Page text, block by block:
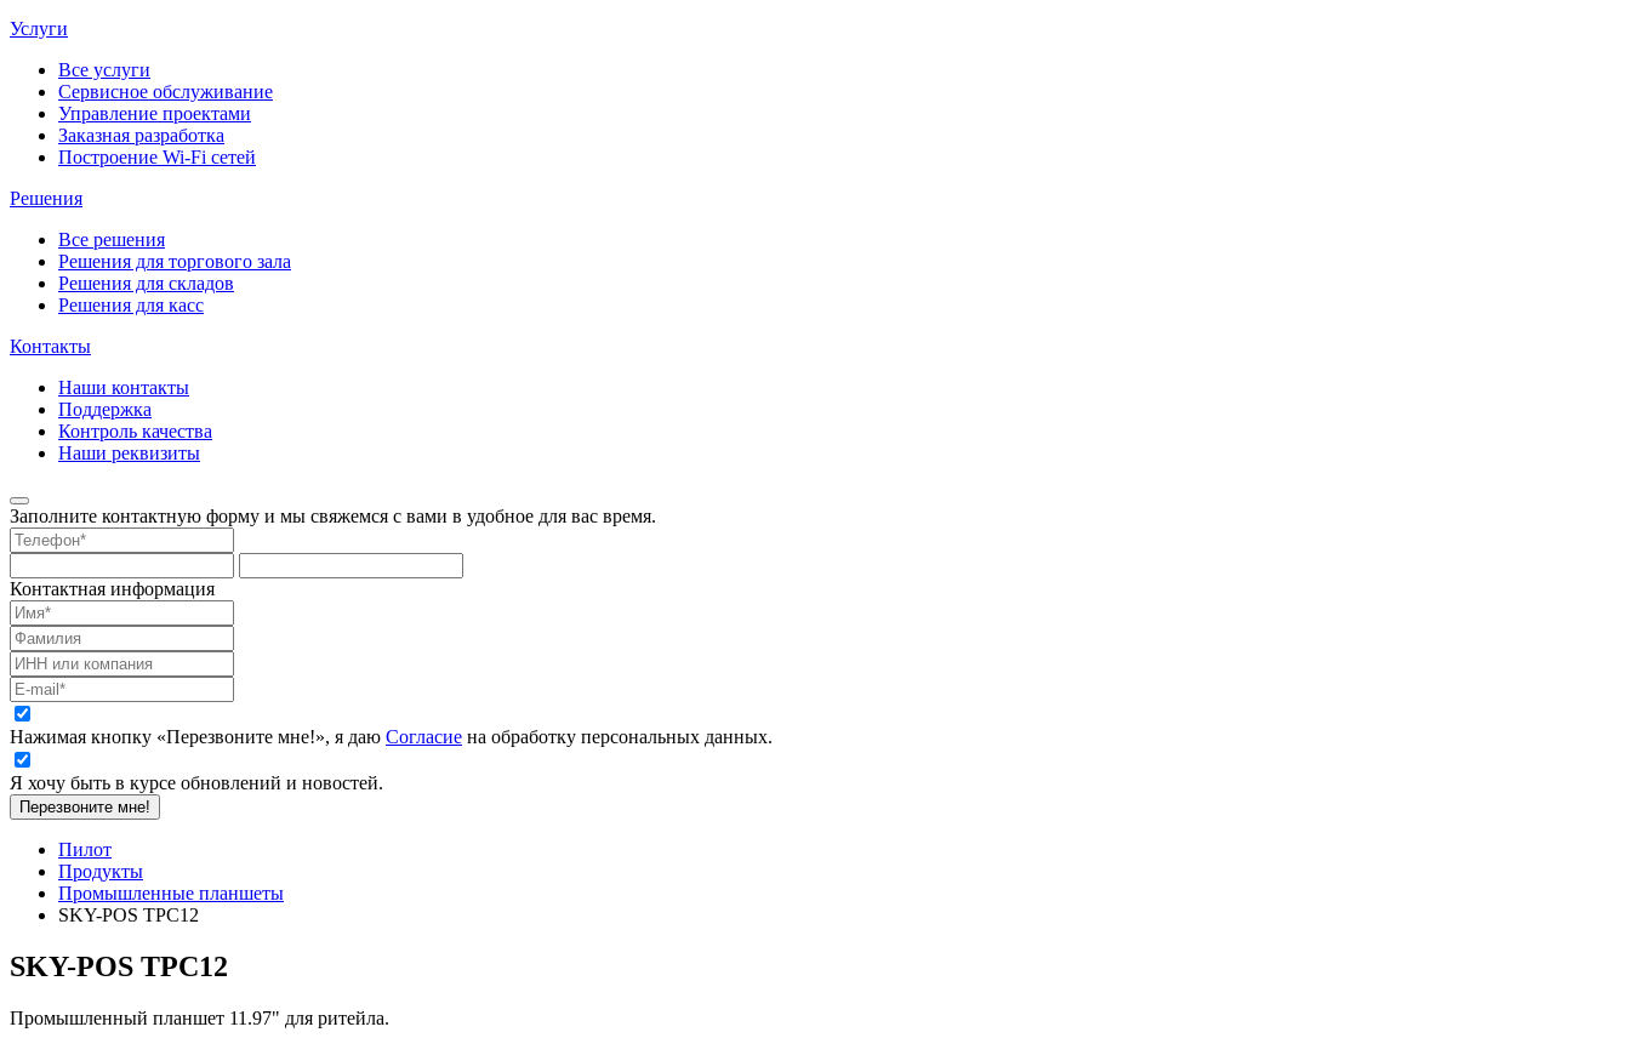
Услуги
Все услуги
Сервисное обслуживание
Управление проектами
Заказная разработка
Построение Wi-Fi сетей
Решения
Все решения
Решения для торгового зала
Решения для складов
Решения для касс
Контакты
Наши контакты
Поддержка
Контроль качества
Наши реквизиты
Заполните контактную форму и мы свяжемся с вами в удобное для вас время.
Контактная информация
Нажимая кнопку «Перезвоните мне!», я даю Согласие на обработку персональных данных.
Я хочу быть в курсе обновлений и новостей.
Перезвоните мне!
Пилот
Продукты
Промышленные планшеты
SKY-POS TPC12
SKY-POS TPC12
Промышленный планшет 11.97" для ритейла.